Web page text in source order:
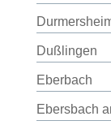
Dußlingen
Eberbach
Ebersbach